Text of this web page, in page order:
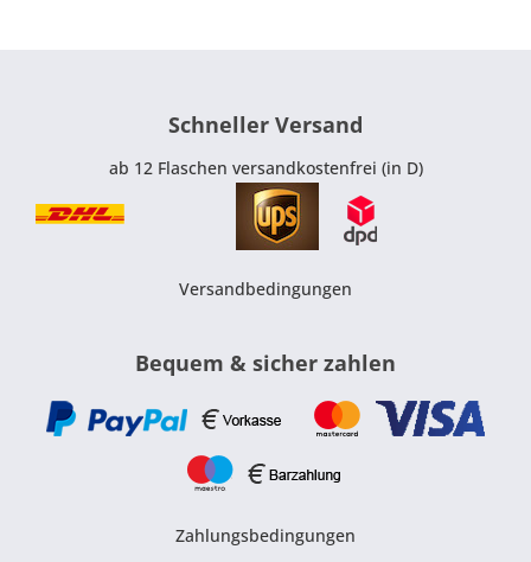
Schneller Versand
ab 12 Flaschen versandkostenfrei (in D)
Versandbedingungen
Bequem & sicher zahlen
Zahlungsbedingungen